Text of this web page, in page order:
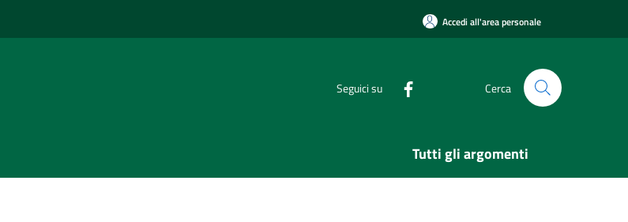
Accedi all'area personale
Seguici su Cerca
Tutti gli argomenti